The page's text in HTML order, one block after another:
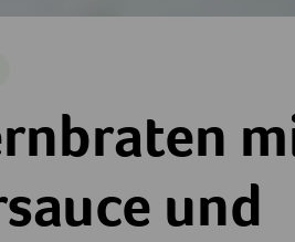
Weisswein-Kräutersauce
und